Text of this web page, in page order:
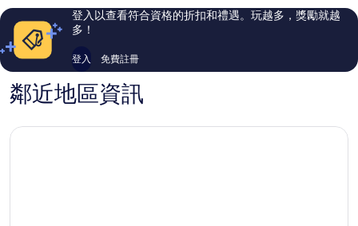
評
論
評
論
登入以查看符合資格的折扣和禮遇。玩越多，獎勵就越
多！
登入 免費註冊
鄰近地區資訊